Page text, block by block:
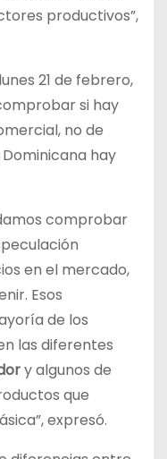
productivos”,
21 de febrero,
si hay
no de
hay
comprobar
en el mercado,
Esos
de los
las diferentes
y algunos de
que
expresó.